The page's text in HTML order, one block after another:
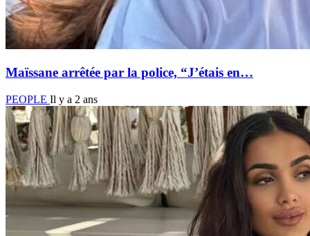
Maïssane arrêtée par la police, “J’étais en…
PEOPLE Il y a 2 ans